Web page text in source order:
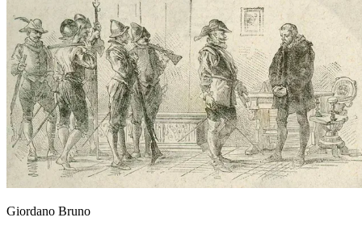
Giordano Bruno